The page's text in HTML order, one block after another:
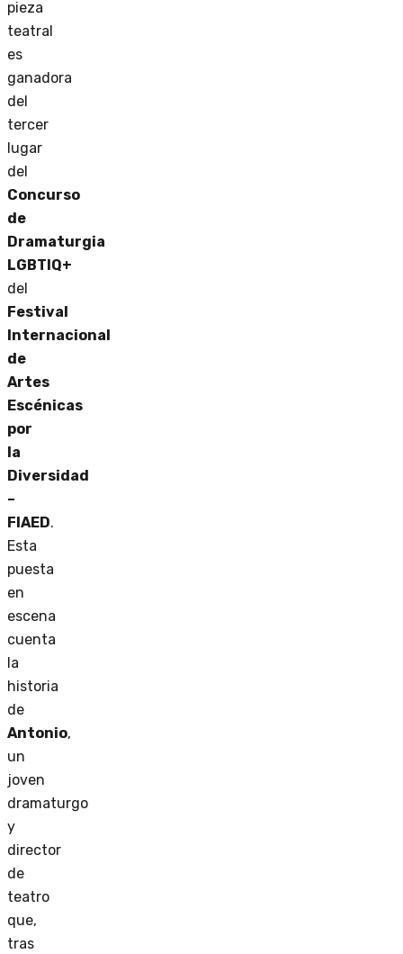
pieza
teatral
es
ganadora
del
tercer
lugar
del
Concurso
de
Dramaturgia
LGBTIQ+
del
Festival
Internacional
de
Artes
Escénicas
por
la
Diversidad
–
FIAED.
Esta
puesta
en
escena
cuenta
la
historia
de
Antonio,
un
joven
dramaturgo
y
director
de
teatro
que,
tras